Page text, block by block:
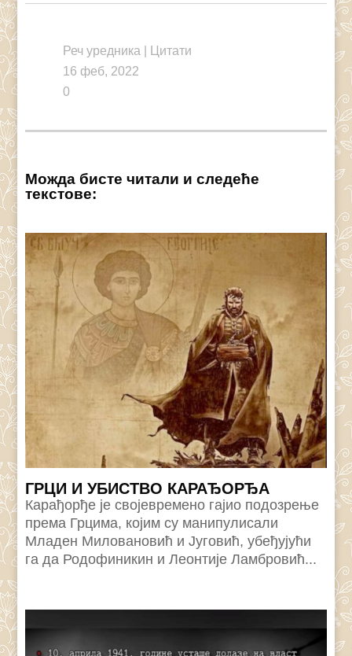
Реч уредника
Цитати
16 феб, 2022
0
Можда бисте читали и следеће
текстове:
ГРЦИ И УБИСТВО КАРАЂОРЂА
Карађорђе је својевремено гајио подозрење
према Грцима, којим су манипулисали
Младен Миловановић и Југовић, убеђујући
га да Родофиникин и Леонтије Ламбровић...